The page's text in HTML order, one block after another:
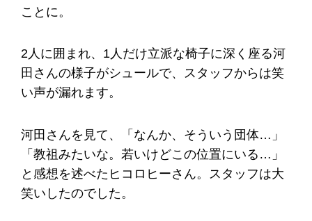
ことに。
2人に囲まれ、1人だけ立派な椅子に深く座る河
田さんの様子がシュールで、スタッフからは笑
い声が漏れます。
河田さんを見て、「なんか、そういう団体…」
「教祖みたいな。若いけどこの位置にいる…」
と感想を述べたヒコロヒーさん。スタッフは大
笑いしたのでした。